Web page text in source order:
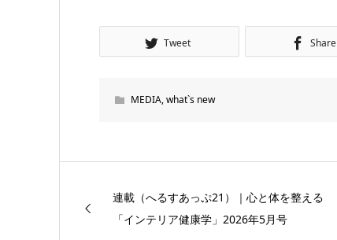
Tweet Share
MEDIA,what`s new
連載（へるすあっぷ21）｜心と体を整える
「インテリア健康学」2026年5月号